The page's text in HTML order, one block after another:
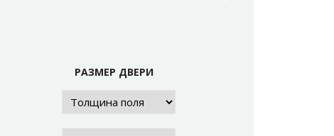
РАЗМЕР ДВЕРИ